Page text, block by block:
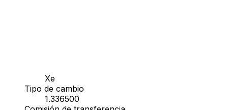
Xe
Tipo de cambio
1.336500